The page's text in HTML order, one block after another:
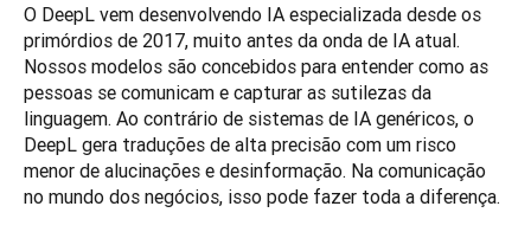
O DeepL vem desenvolvendo IA especializada desde os
primórdios de 2017, muito antes da onda de IA atual.
Nossos modelos são concebidos para entender como as
pessoas se comunicam e capturar as sutilezas da
linguagem. Ao contrário de sistemas de IA genéricos, o
DeepL gera traduções de alta precisão com um risco
menor de alucinações e desinformação. Na comunicação
no mundo dos negócios, isso pode fazer toda a diferença.